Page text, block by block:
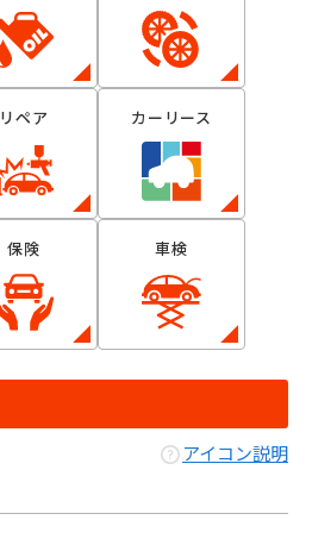
リペア カーリース
保険 車検
アイコン説明